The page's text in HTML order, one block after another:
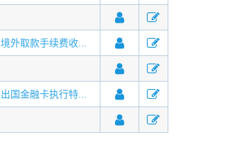
境外取款手续费收...
出国金融卡执行特...